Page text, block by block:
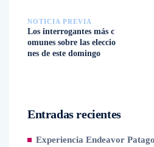
NOTICIA PREVIA
Los interrogantes más c
omunes sobre las eleccio
nes de este domingo
Entradas recientes
Experiencia Endeavor